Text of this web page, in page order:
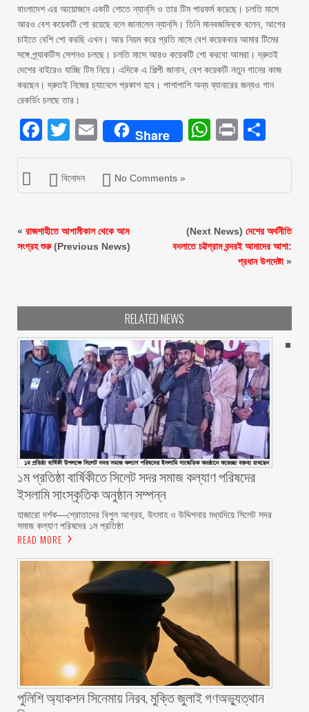
বাংলাদেশ এর আয়োজনে একটি শোতে ন্যান্‌সি ও তার টিম পারফর্ম করেছে। চলতি মাসে
আরও বেশ কয়েকটি শো রয়েছে বলে জানালেন ন্যান্‌সি। তিনি মানবজমিনকে বলেন, আগের
চাইতে বেশি শো করছি এখন। আর নিয়ম করে প্রতি মাসে বেশ কয়েকবার আমার টিমের
সঙ্গে প্র্যাকটিস সেশনও চলছে। চলতি মাসে আরও কয়েকটি শো করবো আমরা। দ্রুতই
দেশের বাইরেও যাচ্ছি টিম নিয়ে। এদিকে এ শিল্পী জানান, বেশ কয়েকটি নতুন গানের কাজ
করছেন। দ্রুতই নিজের চ্যানেলে প্রকাশ হবে। পাশাপাশি অন্য ব্যানারের জন্যও গান
রেকর্ডিং চলছে তার।
Facebook
Twitter
EmailShare Print
বিনোদন No Comments »
« রাজশাহীতে আগামীকাল থেকে আম
সংগ্রহ শুরু(Previous News)
(Next News) দেশের অর্থনীতি
বদলাতে চট্টগ্রাম বন্দরই আমাদের আশা:
প্রধান উপদেষ্টা»
RELATED NEWS
১ম প্রতিষ্ঠা বার্ষিকীতে সিলেট সদর সমাজ কল্যাণ পরিষদের
ইসলামি সাংস্কৃতিক অনুষ্ঠান সম্পন্ন
‎হাজারো দর্শক—শ্রোতাদের বিপুল আগ্রহ, উৎসাহ ও উদ্দিপনার মধ্যদিয়ে সিলেট সদর
সমাজ কল্যাণ পরিষদের ১ম প্রতিষ্ঠা
READ MORE
পুলিশি অ্যাকশন সিনেমায় নিরব, মুক্তি জুলাই গণঅভ্যুত্থান